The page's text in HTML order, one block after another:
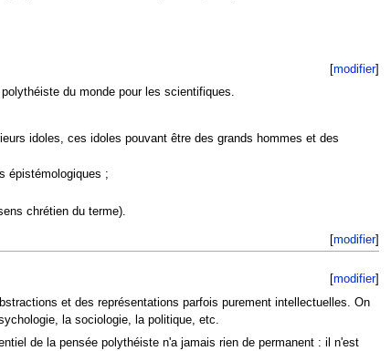
[modifier]
du monde pour les scientifiques.
idoles, ces idoles pouvant être des grands hommes et des
épistémologiques ;
chrétien du terme).
[modifier]
[modifier]
et des représentations parfois purement intellectuelles. On
la sociologie, la politique, etc.
de la pensée polythéiste n'a jamais rien de permanent : il n'est